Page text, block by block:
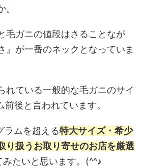
毛ガニの値段はさることなが
』が一番のネックとなっていま
れている一般的な毛ガニのサイ
後と言われています。
ラムを超える特大サイズ・希少
り扱うお取り寄せのお店を厳選
みたいと思います。(^^♪